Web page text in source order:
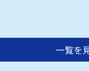
一覧を